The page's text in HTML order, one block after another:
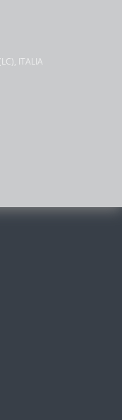
ITALIA